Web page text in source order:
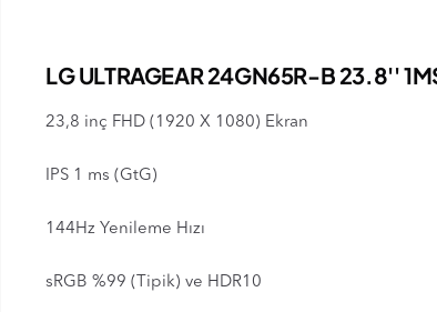
LG ULTRAGEAR 24GN65R-B 23.8''
23,8 inç FHD (1920 X 1080) Ekran
IPS 1 ms (GtG)
144Hz Yenileme Hızı
sRGB %99 (Tipik) ve HDR10